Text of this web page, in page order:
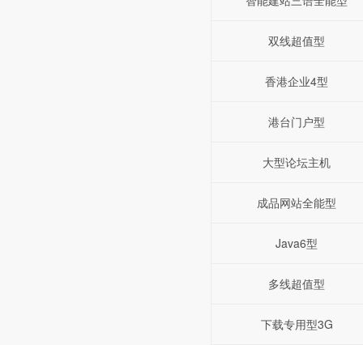
双线超值型
香港企业4型
港台门户型
大型论坛主机
成品网站全能型
Java6型
多线超值型
下载专用型3G